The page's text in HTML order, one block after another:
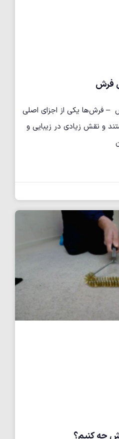
فرش
– فرش‌ها یکی از اجزای اصلی
و نقش زیادی در زیبایی و
چه کنیم؟